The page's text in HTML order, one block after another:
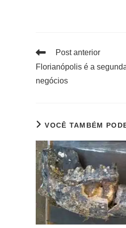
Post anterior
Florianópolis é a
negócios
VOCÊ TAMBÉM